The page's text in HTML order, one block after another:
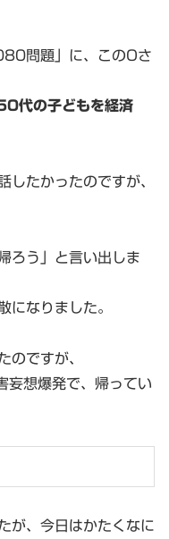
問題」に、このOさ
代の子どもを経済
したかったのですが、
ろう」と言い出しま
になりました。
のですが、
妄想爆発で、帰ってい
が、今日はかたくなに